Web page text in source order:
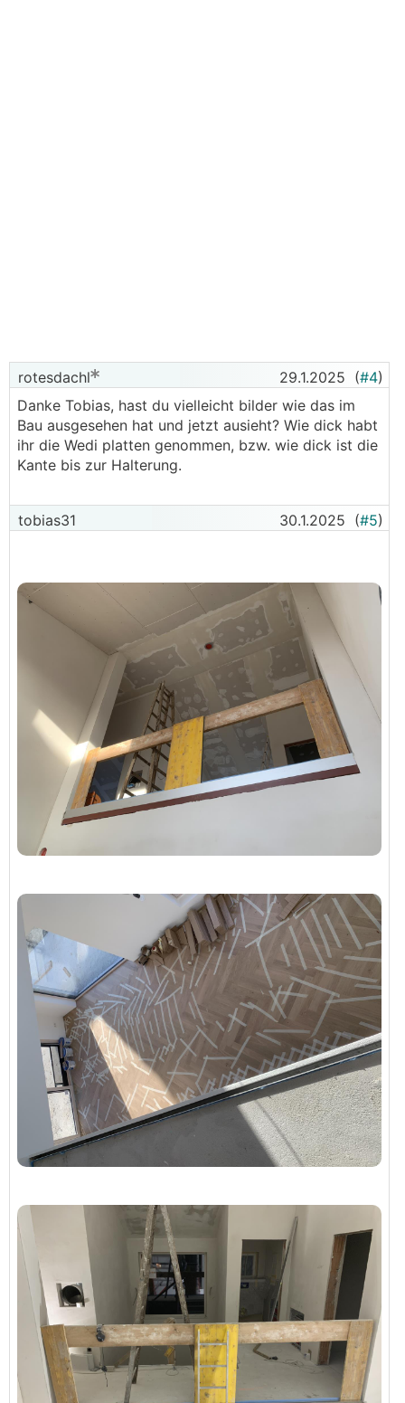
rotesdachl 29.1.2025 (#4)
Danke Tobias, hast du vielleicht bilder wie das im
Bau ausgesehen hat und jetzt ausieht? Wie dick habt
ihr die Wedi platten genommen, bzw. wie dick ist die
Kante bis zur Halterung.
tobias31 30.1.2025 (#5)